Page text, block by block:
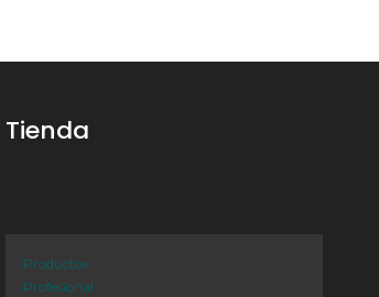
Tienda
Productos
Profesional